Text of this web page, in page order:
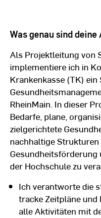
Was genau sind deine
Als Projektleitung von
implementiere ich in
Krankenkasse (TK)
RheinMain. In dieser
Bedarfe, plane,
zielgerichtete
nachhaltige
der Hochschule zu
Ich verantworte die
tracke Zeitpläne
alle Aktivitäten mit